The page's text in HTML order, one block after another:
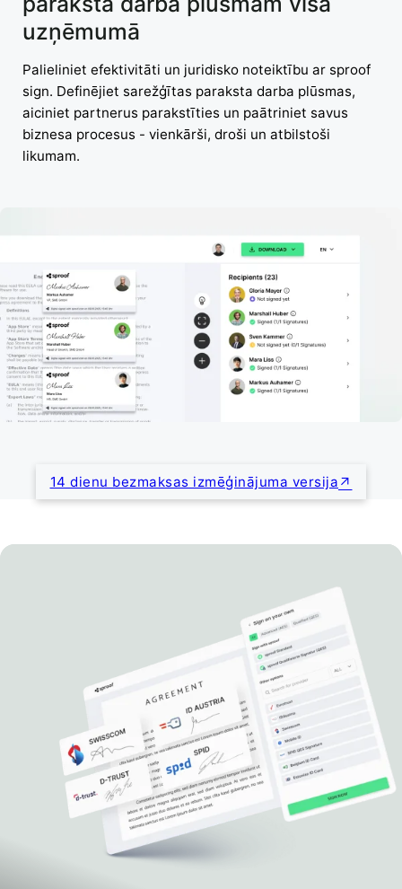
uzņēmumā
Palieliniet efektivitāti un juridisko noteiktību ar sproof
sign. Definējiet sarežģītas paraksta darba plūsmas,
aiciniet partnerus parakstīties un paātriniet savus
biznesa procesus - vienkārši, droši un atbilstoši
likumam.
14 dienu bezmaksas izmēģinājuma versija